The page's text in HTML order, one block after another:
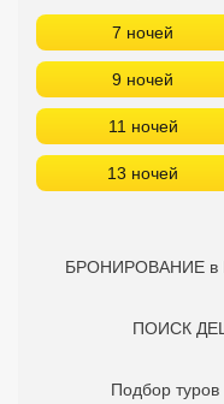
7 ночей
9 ночей
11 ночей
13 ночей
БРОНИРОВАНИЕ в
ПОИСК
Подбор